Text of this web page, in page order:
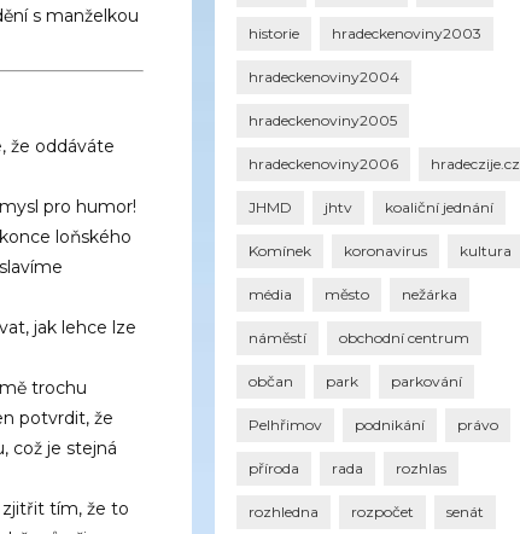
s manželkou
že oddáváte
pro humor!
loňského
jak lehce lze
trochu
potvrdit, že
což je stejná
zjitřit tím, že to
historie hradeckenoviny2003
hradeckenoviny2004
hradeckenoviny2005
hradeckenoviny2006 hradeczije.cz
JHMD jhtv koaliční jednání
Komínek koronavirus kultura
média město nežárka
náměstí obchodní centrum
občan park parkování
Pelhřimov podnikání právo
příroda rada rozhlas
rozhledna rozpočet senát